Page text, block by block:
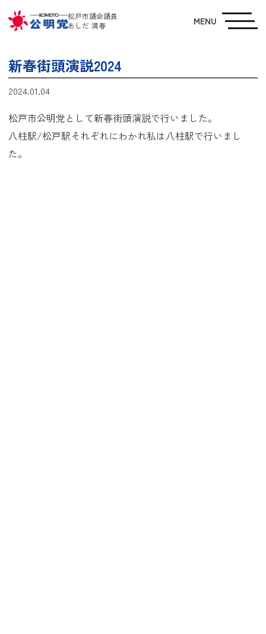
松戸市議会議員
あしだ 満春
MENU
新春街頭演説2024
2024.01.04
松戸市公明党として新春街頭演説で行いました。
八柱駅/松戸駅それぞれにわかれ私は八柱駅で行いまし
た。